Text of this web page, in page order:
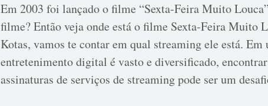
Em 2003 foi lançado o filme “Sexta-Feira Muito
filme? Então veja onde está o filme Sexta-Feira Muito
Kotas, vamos te contar em qual streaming ele está. Em
entretenimento digital é vasto e diversificado,
assinaturas de serviços de streaming pode ser um